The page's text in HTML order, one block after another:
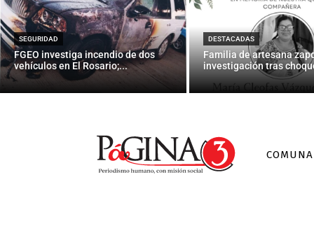
SEGURIDAD
FGEO investiga incendio de dos
vehículos en El Rosario;...
DESTACADAS
Familia de artesana
investigación tras